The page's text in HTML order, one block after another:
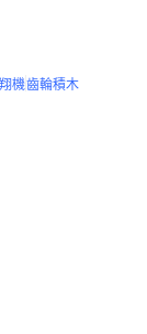
機齒輪積木